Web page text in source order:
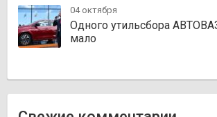
04 октября
Одного утильсбора
мало